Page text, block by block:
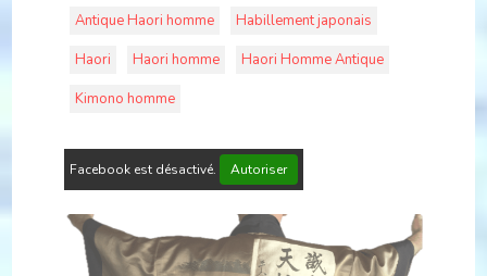
Antique Haori homme
Habillement japonais
Haori
Haori homme
Haori Homme Antique
Kimono homme
Facebook est désactivé. Autoriser